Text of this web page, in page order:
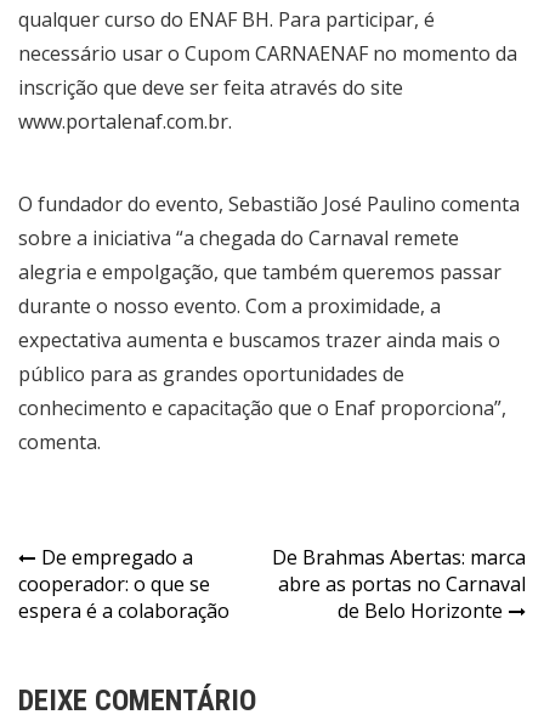
qualquer curso do ENAF BH. Para participar, é
necessário usar o Cupom CARNAENAF no momento da
inscrição que deve ser feita através do site
www.portalenaf.com.br.
O fundador do evento, Sebastião José Paulino comenta
sobre a iniciativa “a chegada do Carnaval remete
alegria e empolgação, que também queremos passar
durante o nosso evento. Com a proximidade, a
expectativa aumenta e buscamos trazer ainda mais o
público para as grandes oportunidades de
conhecimento e capacitação que o Enaf proporciona”,
comenta.
Navegação
de
De empregado a
cooperador: o que se
espera é a colaboração
De Brahmas Abertas: marca
abre as portas no Carnaval
de Belo Horizonte
DEIXE COMENTÁRIO